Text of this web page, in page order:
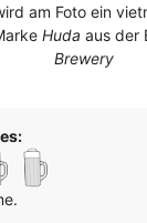
am Foto ein
Huda aus der
Brewery